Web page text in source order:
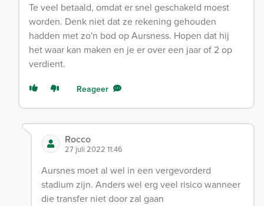
Te veel betaald, omdat er snel geschakeld moest
worden. Denk niet dat ze rekening gehouden
hadden met zo'n bod op Aursness. Hopen dat hij
het waar kan maken en je er over een jaar of 2 op
verdient.
Reageer
Rocco
27 juli 2022 11:46
Aursnes moet al wel in een vergevorderd
stadium zijn. Anders wel erg veel risico wanneer
die transfer niet door zal gaan